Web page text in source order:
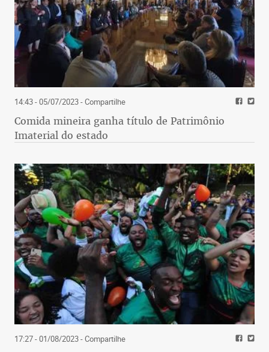
14:43 - 05/07/2023- Compartilhe
Comida mineira ganha título de Patrimônio
Imaterial do estado
17:27 - 01/08/2023- Compartilhe